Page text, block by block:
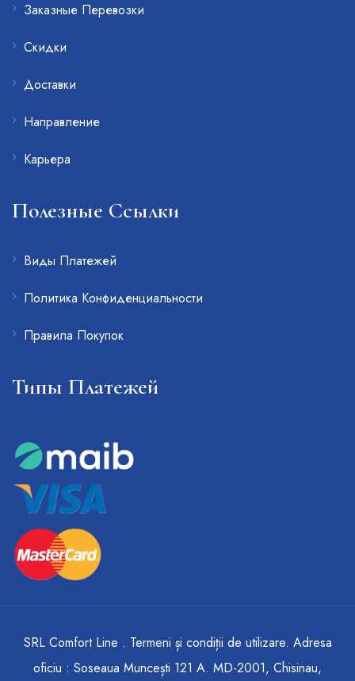
Заказные Перевозки
Скидки
Доставки
Направление
Карьера
Полезные Ссылки
Виды Платежей
Политика Конфиденциальности
Правила Покупок
Типы Платежей
SRL Comfort Line . Termeni și condiții de utilizare. Adresa
oficiu : Soseaua Muncești 121 A. MD-2001, Chisinau,